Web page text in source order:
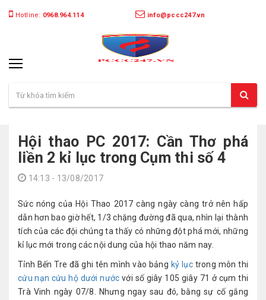
Hotline: 0968.964.114 info@pccc247.vn
Hội thao PC 2017: Cần Thơ phá
liền 2 kỉ lục trong Cụm thi số 4
14:13 - 13/08/2017
Sức nóng của Hội Thao 2017 càng ngày càng trở nên hấp
dẫn hơn bao giờ hết, 1/3 chặng đường đã qua, nhìn lại thành
tích của các đội chúng ta thấy có những đột phá mới, những
kỉ lục mới trong các nội dung của hội thao năm nay.
Tỉnh Bến Tre đã ghi tên mình vào bảng kỷ lụctrong môn thi
cứu nạn cứu hộ dưới nước với số giây 105 giây 71 ở cụm thi
Trà Vinh ngày 07/8. Nhưng ngay sau đó, bằng sự cố gắng